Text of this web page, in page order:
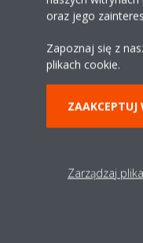
44-100 Gliwice
informacji
oraz jego
Zapoznaj się z
plikach cookie.
ZAAKCEPTUJ
Zarządzaj